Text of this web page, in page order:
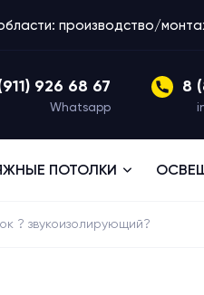
производство/
926 68 67
Whatsapp
8
ПОТОЛКИ
? звукоизолирующий?